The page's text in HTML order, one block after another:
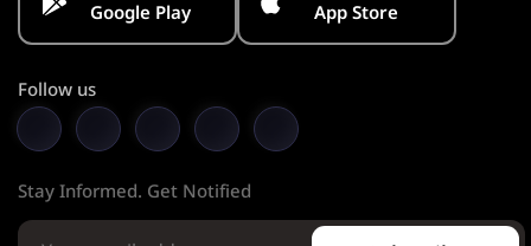
Google Play App Store
Follow us
Stay Informed. Get Notified